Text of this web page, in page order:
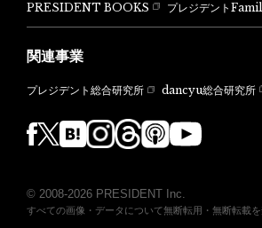
PRESIDENT BOOKS
プレジデント
関連事業
プレジデント総合研究所 dancyu総合研究所
© 2008-2026 PRESIDENT Inc.
すべての画像・データについて無断転用・無断転載を